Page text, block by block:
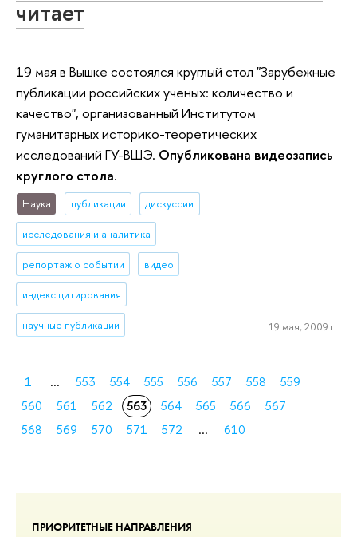
ПРИОРИТЕТНЫЕ НАПРАВЛЕНИЯ
читает
19 мая в Вышке состоялся круглый стол "Зарубежные
публикации российских ученых: количество и
качество", организованный Институтом
гуманитарных историко-теоретических
исследований ГУ-ВШЭ. Опубликована видеозапись
круглого стола.
Наука публикации дискуссии
исследования и аналитика
репортаж о событии видео
индекс цитирования
научные публикации 19 мая, 2009 г.
1 ... 553 554 555 556 557 558
559
560
561 562 563 564 565 566
567
568
569 570 571 572 ... 610